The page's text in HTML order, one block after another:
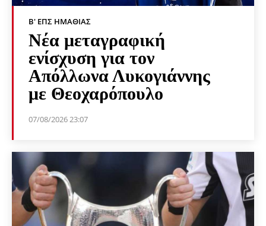
Β' ΕΠΣ ΗΜΑΘΊΑΣ
Νέα μεταγραφική
ενίσχυση για τον
Απόλλωνα Λυκογιάννης
με Θεοχαρόπουλο
07/08/2026 23:07